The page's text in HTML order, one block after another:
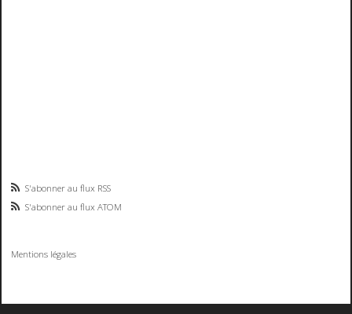
S'abonner au flux RSS
S'abonner au flux ATOM
Mentions légales